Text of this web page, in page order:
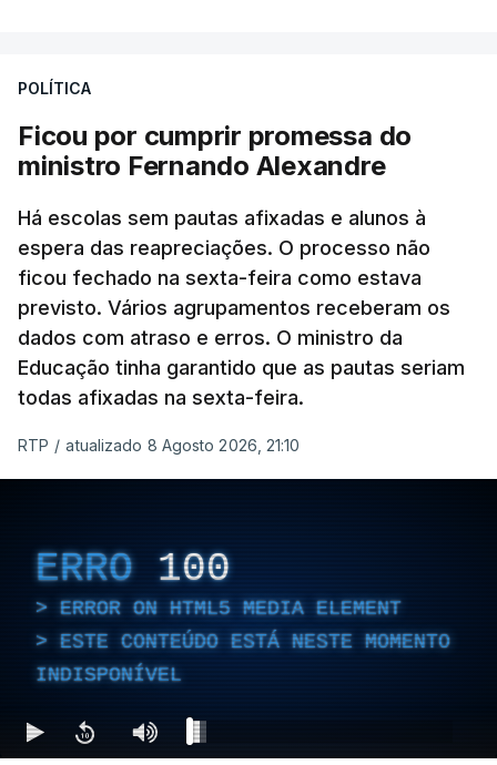
POLÍTICA
Ficou por cumprir promessa do
ministro Fernando Alexandre
Há escolas sem pautas afixadas e alunos à
espera das reapreciações. O processo não
ficou fechado na sexta-feira como estava
previsto. Vários agrupamentos receberam os
dados com atraso e erros. O ministro da
Educação tinha garantido que as pautas seriam
todas afixadas na sexta-feira.
RTP / atualizado 8 Agosto 2026, 21:10
ERRO 100
ERROR ON HTML5 MEDIA ELEMENT
ESTE CONTEÚDO ESTÁ NESTE MOMENTO
INDISPONÍVEL